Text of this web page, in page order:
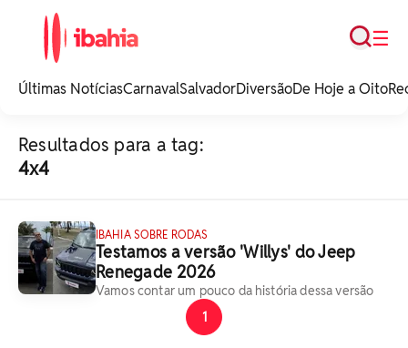
noticias e
☰
Busca
Últimas NotíciasCarnavalSalvadorDiversãoDe Hoje a Oito
Resultados para a tag:
4x4
IBAHIA SOBRE RODAS
Testamos a versão 'Willys' do Jeep
Renegade 2026
Vamos contar um pouco da história dessa versão
1